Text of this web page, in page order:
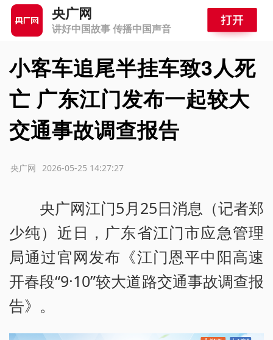
央广网
讲好中国故事 传播中国声音
小客车追尾半挂车致3人死
亡 广东江门发布一起较大
交通事故调查报告
2026-05-25 14:27:27
央广网
央广网江门5月25日消息（记者郑
少纯）近日，广东省江门市应急管理
局通过官网发布《江门恩平中阳高速
开春段“9·10”较大道路交通事故调查报
告》。